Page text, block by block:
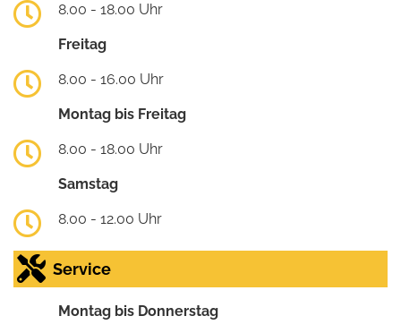
8.00 - 18.00 Uhr
Freitag
8.00 - 16.00 Uhr
Montag bis Freitag
8.00 - 18.00 Uhr
Samstag
8.00 - 12.00 Uhr
Service
Montag bis Donnerstag